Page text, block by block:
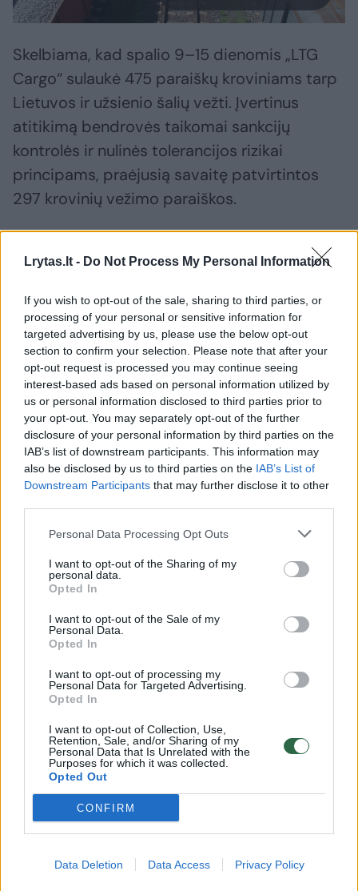
Lrytas.lt - Do Not Process My Personal Information
If you wish to opt-out of the sale, sharing to third parties, or
processing of your personal or sensitive information for
targeted advertising by us, please use the below opt-out
section to confirm your selection. Please note that after your
opt-out request is processed you may continue seeing
interest-based ads based on personal information utilized by
us or personal information disclosed to third parties prior to
your opt-out. You may separately opt-out of the further
disclosure of your personal information by third parties on the
IAB’s list of downstream participants. This information may
also be disclosed by us to third parties on the IAB’s List of
Downstream Participants that may further disclose it to other
Personal Data Processing Opt Outs
I want to opt-out of the Sharing of my
personal data.
Opted In
I want to opt-out of the Sale of my
Personal Data.
Opted In
I want to opt-out of processing my
Personal Data for Targeted Advertising.
Opted In
I want to opt-out of Collection, Use,
Retention, Sale, and/or Sharing of my
Personal Data that Is Unrelated with the
Purposes for which it was collected.
Opted Out
CONFIRM
Data Deletion Data Access Privacy Policy
Skelbiama, kad spalio 9–15 dienomis „LTG
Cargo“ sulaukė 475 paraiškų kroviniams tarp
Lietuvos ir užsienio šalių vežti. Įvertinus
atitikimą bendrovės taikomai sankcijų
kontrolės ir nulinės tolerancijos rizikai
principams, praėjusią savaitę patvirtintos
297 krovinių vežimo paraiškos.
38 paraiškos buvo atmestos, dar dėl 140
įvertinus klientų pateiktus duomenis. 6 iš šių
atmestų krovinių vežimo paraiškų buvo
skirtos eksportui arba importui iš ar į
Baltarusiją.
Iš viso praėjusią savaitę atmesti prašymai
gabenti 420 vagonus: 194 vagonai su
automobiliais, 135 vagonai su nafta ir naftos
produktais, 60 vagonų su cheminėmis ir
kroviniais konteineriuose, 10 vagonų su kitais
įvairiarūšiais kroviniais.
Susiję straipsniai
„LTG Cargo“ atmetė 47
prašymus gabenti krovinius
Jūsų